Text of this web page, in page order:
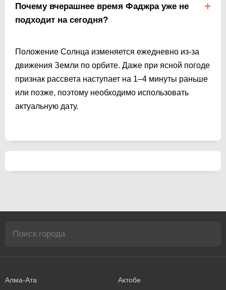
Почему вчерашнее время Фаджра уже не
подходит на сегодня?
Положение Солнца изменяется ежедневно из-за
движения Земли по орбите. Даже при ясной погоде
признак рассвета наступает на 1–4 минуты раньше
или позже, поэтому необходимо использовать
актуальную дату.
Алма-Ата Актобе